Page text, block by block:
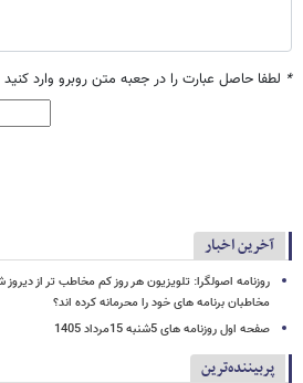
* لطفا حاصل عبارت را در جعبه متن روبرو وارد کنید
آخرین اخبار
روزنامه اصولگرا: تلویزیون هر روز کم مخاطب تر از
مخاطبان برنامه های خود را محرمانه کرده اند؟
صفحه اول روزنامه های 5شنبه 15مرداد 1405
پربیننده‌ترین